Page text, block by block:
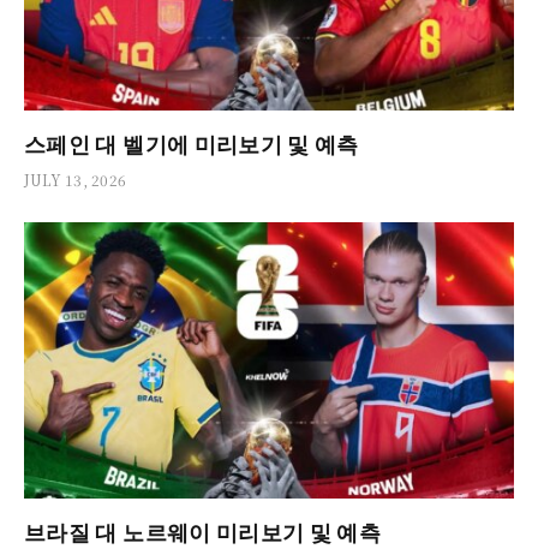
스페인 대 벨기에 미리보기 및 예측
JULY 13, 2026
브라질 대 노르웨이 미리보기 및 예측